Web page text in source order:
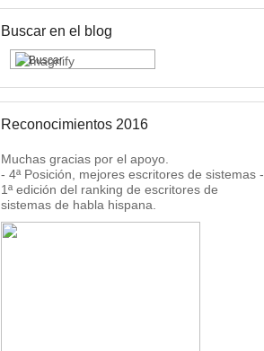
Buscar en el blog
Reconocimientos 2016
Muchas gracias por el apoyo.
- 4ª Posición, mejores escritores de sistemas -
1ª edición del ranking de escritores de
sistemas de habla hispana.